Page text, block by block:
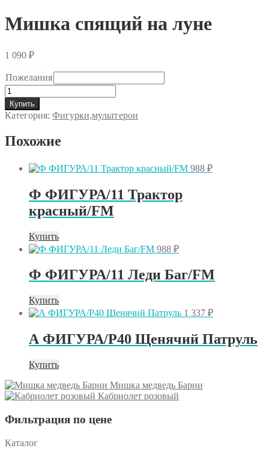
Мишка спящий на луне
1 090 ₽
Пожелания
Количество
товара
Мишка
спящий
луне
Купить
Категория: Фигурки,мультгерои
Похожие
988 ₽
Ф ФИГУРА/11 Трактор
красный/FM
Купить
988 ₽
Ф ФИГУРА/11 Леди Баг/FM
Купить
1 337 ₽
А ФИГУРА/P40 Щенячий Патруль
Купить
Мишка медведь Барни
Кабриолет розовый
Фильтрация по цене
Каталог